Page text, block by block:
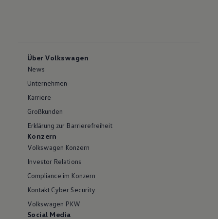
Über Volkswagen
News
Unternehmen
Karriere
Großkunden
Erklärung zur Barrierefreiheit
Konzern
Volkswagen Konzern
Investor Relations
Compliance im Konzern
Kontakt Cyber Security
Volkswagen PKW
Social Media